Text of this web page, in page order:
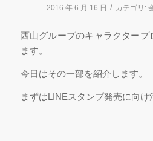
2016 年 6 月 16 日 / カテゴリ:
西山グループのキャラクタープ
ます。
今日はその一部を紹介します。
まずはLINEスタンプ発売に向け